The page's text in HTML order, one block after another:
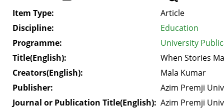
Item Type:
Article
Discipline:
Education
Programme:
University
Title(English):
When Stories
Creators(English):
Mala Kumar
Publisher:
Azim Premji
Journal or Publication Title(English): Azim Premji